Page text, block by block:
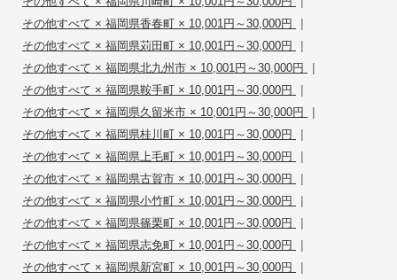
その他すべて × 福岡県香春町 × 10,001円～30,000円 |
その他すべて × 福岡県苅田町 × 10,001円～30,000円 |
その他すべて × 福岡県北九州市 × 10,001円～30,000円 |
その他すべて × 福岡県鞍手町 × 10,001円～30,000円 |
その他すべて × 福岡県久留米市 × 10,001円～30,000円 |
その他すべて × 福岡県桂川町 × 10,001円～30,000円 |
その他すべて × 福岡県上毛町 × 10,001円～30,000円 |
その他すべて × 福岡県古賀市 × 10,001円～30,000円 |
その他すべて × 福岡県小竹町 × 10,001円～30,000円 |
その他すべて × 福岡県篠栗町 × 10,001円～30,000円 |
その他すべて × 福岡県志免町 × 10,001円～30,000円 |
その他すべて × 福岡県新宮町 × 10,001円～30,000円 |